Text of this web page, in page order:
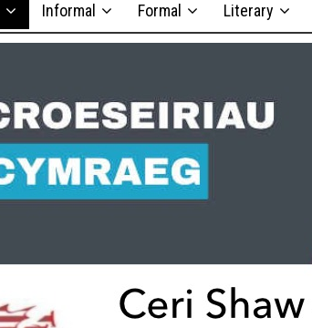
Informal Formal Literary